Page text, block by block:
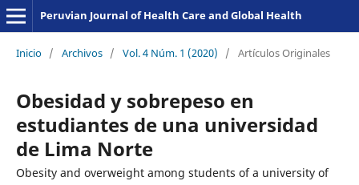
Peruvian Journal of Health Care and Global Health
Inicio / Archivos / Vol. 4 Núm. 1 (2020) / Artículos Originales
Obesidad y sobrepeso en
estudiantes de una universidad
de Lima Norte
Obesity and overweight among students of a university of